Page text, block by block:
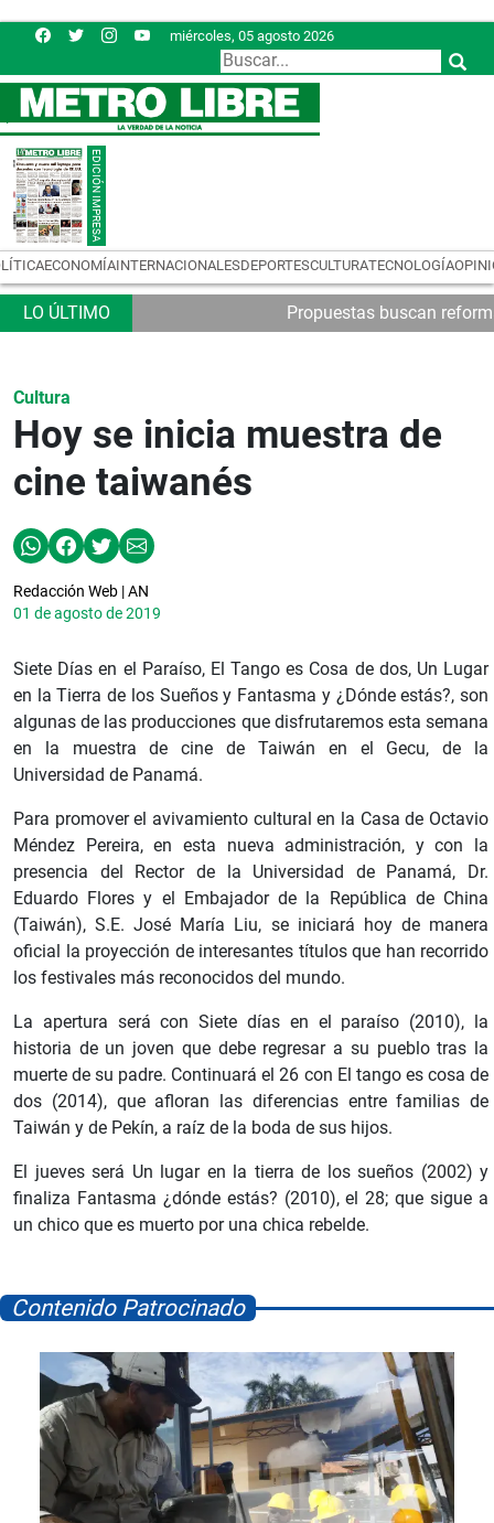
miércoles, 05 agosto 2026
ECONOMÍAINTERNACIONALESDEPORTESCULTURATECNOLOGÍA
Propuestas buscan
Cultura
Hoy se inicia muestra de
cine taiwanés
Redacción Web | AN
01 de agosto de 2019
Siete Días en el Paraíso, El Tango es Cosa de dos, Un Lugar
en la Tierra de los Sueños y Fantasma y ¿Dónde estás?, son
algunas de las producciones que disfrutaremos esta semana
en la muestra de cine de Taiwán en el Gecu, de la
Universidad de Panamá.
Para promover el avivamiento cultural en la Casa de Octavio
Méndez Pereira, en esta nueva administración, y con la
presencia del Rector de la Universidad de Panamá, Dr.
Eduardo Flores y el Embajador de la República de China
(Taiwán), S.E. José María Liu, se iniciará hoy de manera
oficial la proyección de interesantes títulos que han recorrido
los festivales más reconocidos del mundo.
La apertura será con Siete días en el paraíso (2010), la
historia de un joven que debe regresar a su pueblo tras la
muerte de su padre. Continuará el 26 con El tango es cosa de
dos (2014), que afloran las diferencias entre familias de
Taiwán y de Pekín, a raíz de la boda de sus hijos.
El jueves será Un lugar en la tierra de los sueños (2002) y
finaliza Fantasma ¿dónde estás? (2010), el 28; que sigue a
un chico que es muerto por una chica rebelde.
Contenido Patrocinado